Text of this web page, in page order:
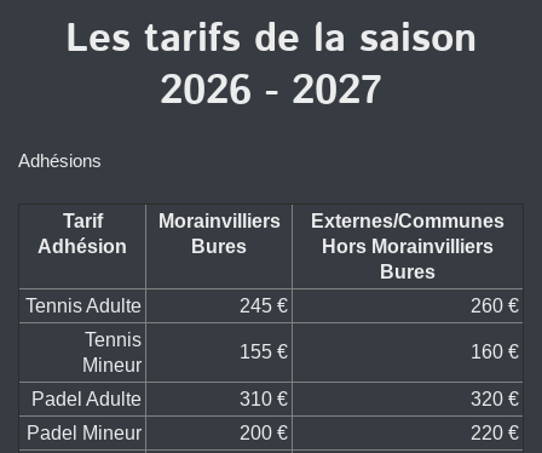
Les tarifs de la saison
2026 - 2027
Adhésions
Tarif
Adhésion
Morainvilliers
Bures
Externes/Communes
Hors Morainvilliers
Bures
Tennis Adulte
245 €
260 €
Tennis
Mineur
155 € 160 €
Padel Adulte 310 €
320 €
Padel Mineur
200 €
220 €